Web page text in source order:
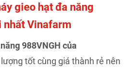
gieo hạt đa năng
nhất Vinafarm
988VNGH của
tốt cùng giá thành rẻ nên